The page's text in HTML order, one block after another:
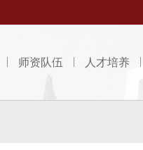
师资队伍 人才培养